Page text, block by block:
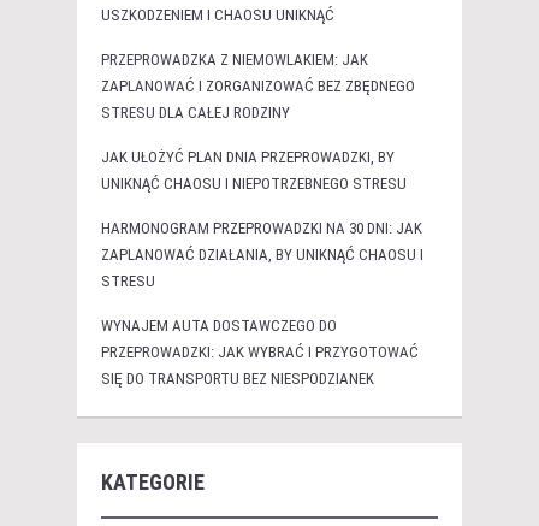
USZKODZENIEM I CHAOSU UNIKNĄĆ
PRZEPROWADZKA Z NIEMOWLAKIEM: JAK
ZAPLANOWAĆ I ZORGANIZOWAĆ BEZ ZBĘDNEGO
STRESU DLA CAŁEJ RODZINY
JAK UŁOŻYĆ PLAN DNIA PRZEPROWADZKI, BY
UNIKNĄĆ CHAOSU I NIEPOTRZEBNEGO STRESU
HARMONOGRAM PRZEPROWADZKI NA 30 DNI: JAK
ZAPLANOWAĆ DZIAŁANIA, BY UNIKNĄĆ CHAOSU I
STRESU
WYNAJEM AUTA DOSTAWCZEGO DO
PRZEPROWADZKI: JAK WYBRAĆ I PRZYGOTOWAĆ
SIĘ DO TRANSPORTU BEZ NIESPODZIANEK
KATEGORIE